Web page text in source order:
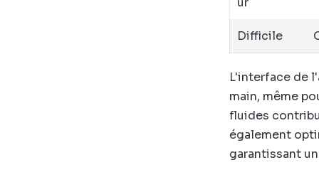
Difficile
L'interface de
main, même
fluides
également
garantissant